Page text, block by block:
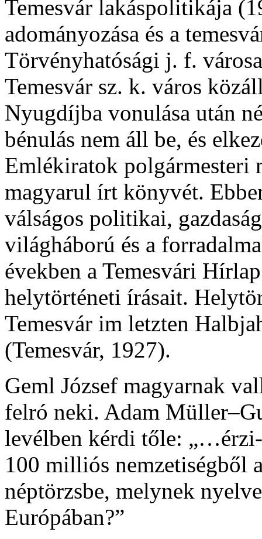
Temesvár lakáspolitikája
adományozása és a
Törvényhatósági j. f.
Temesvár sz. k. város
Nyugdíjba vonulása után
bénulás nem áll be, és
Emlékiratok polgármesteri
magyarul írt könyvét.
válságos politikai,
világháború és a
években a Temesvári
helytörténeti írásait.
Temesvár im letzten
(Temesvár, 1927).
Geml József magyarnak
felró neki. Adam
levélben kérdi tőle:
100 milliós nemzetiségből
néptörzsbe, melynek
Európában?”